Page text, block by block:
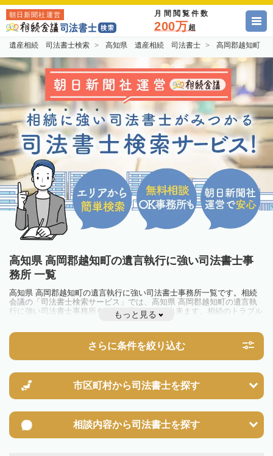
朝日新聞社運営 月間閲覧件数
200万超
遺産相続 司法書士検索 高知県 遺産相続 司法書士 高岡郡越知町
高知県 高岡郡越知町の遺言執行に強い司法書士事
務所 一覧
高知県 高岡郡越知町の遺言執行に強い司法書士事務所一覧です。相続
会議の「司法書士検索サービス」では、高知県 高岡郡越知町の遺言執
行に強い司法書士事務所を一覧で見ることが出来ます。相続のトラブル
やお悩みを抱えている方は一度近隣の司法書士に相談してみましょう。
もっと見る
さらに条件を絞り込む
市区町村から司法書士を探す
相談内容から司法書士を探す